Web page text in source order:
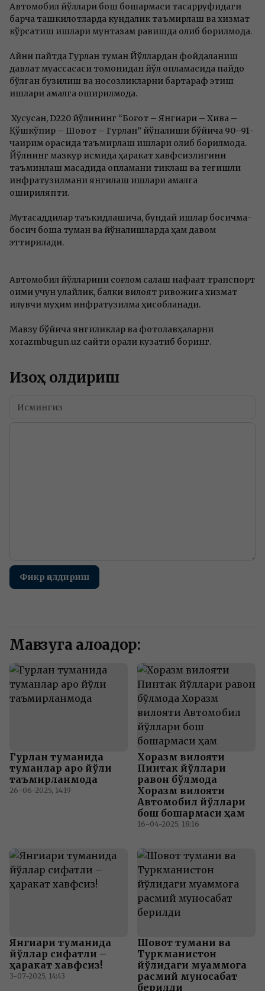
Автомобил йўллари бош бошқармаси тасарруфидаги
барча ташкилотларда кундалик таъмирлаш ва хизмат
кўрсатиш ишлари мунтазам равишда олиб борилмоқда.
Айни пайтда Гурлан туман Йўллардан фойдаланиш
давлат муассасаси томонидан йўл қопламасида пайдо
бўлган бузилиш ва носозликларни бартараф этиш
ишлари амалга оширилмоқда.
Хусусан, D220 йўлининг “Боғот – Янгиариқ – Хива –
Қўшкўпир – Шовот – Гурлан” йўналиши бўйича 90–91-
чақирим орасида таъмирлаш ишлари олиб борилмоқда.
Йўлнинг мазкур қисмида ҳаракат хавфсизлигини
таъминлаш мақсадида қопламани тиклаш ва тегишли
инфратузилмани янгилаш ишлари амалга
ошириляпти.
Мутасаддилар таъкидлашича, бундай ишлар босқичма-
босқич бошқа туман ва йўналишларда ҳам давом
эттирилади.
Автомобил йўлларини соғлом сақлаш нафақат транспорт
оқими учун қулайлик, балки вилоят ривожига хизмат
қилувчи муҳим инфратузилма ҳисобланади.
Мавзу бўйича янгиликлар ва фотолавҳаларни
xorazmbugun.uz сайти орқали кузатиб боринг.
Изоҳ қолдириш
Фикр қолдириш
Мавзуга алоқадор:
Гурлан туманида
туманлар аро йўли
таъмирланмоқда
26-06-2025, 14:19
Хоразм вилояти
Пинтак йўллари
равон бўлмоқда
Хоразм вилояти
Автомобил йўллари
бош бошқармаси ҳам
16-04-2025, 18:16
Янгиариқ туманида
йўллар сифатли –
ҳаракат хавфсиз!
3-07-2025, 14:43
Шовот тумани ва
Туркманистон
йўлидаги муаммога
расмий муносабат
берилди